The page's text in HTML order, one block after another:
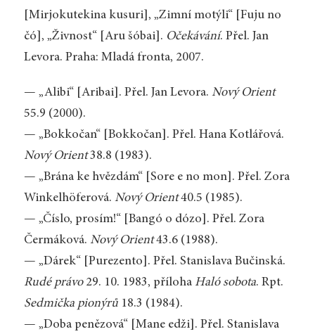
[Mirjokutekina kusuri], „Zimní motýli“ [Fuju no
čó], „Živnost“ [Aru šóbai]. Očekávání. Přel. Jan
Levora. Praha: Mladá fronta, 2007.
— „Alibi“ [Aribai]. Přel. Jan Levora. Nový Orient
55.9 (2000).
— „Bokkočan“ [Bokkočan]. Přel. Hana Kotlářová.
Nový Orient38.8 (1983).
— „Brána ke hvězdám“ [Sore e no mon]. Přel. Zora
Winkelhöferová. Nový Orient40.5 (1985).
— „Číslo, prosím!“ [Bangó o dózo]. Přel. Zora
Čermáková. Nový Orient43.6 (1988).
— „Dárek“ [Purezento]. Přel. Stanislava Bučinská.
Rudé právo29. 10. 1983, příloha Haló sobota. Rpt.
Sedmička pionýrů18.3 (1984).
— „Doba penězová“ [Mane edži]. Přel. Stanislava